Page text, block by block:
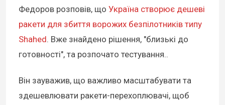
Федоров розповів, що Україна створює дешеві
ракети для збиття ворожих безпілотників типу
Shahed. Вже знайдено рішення, "близькі до
готовності", та розпочато тестування..
Він зауважив, що важливо масштабувати та
здешевлювати ракети-перехоплювачі, щоб